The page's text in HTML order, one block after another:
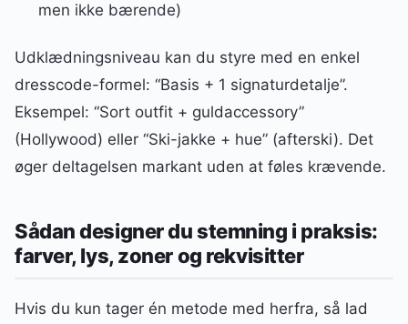
men ikke bærende)
Udklædningsniveau kan du styre med en enkel
dresscode-formel: “Basis + 1 signaturdetalje”.
Eksempel: “Sort outfit + guldaccessory”
(Hollywood) eller “Ski-jakke + hue” (afterski). Det
øger deltagelsen markant uden at føles krævende.
Sådan designer du stemning i praksis:
farver, lys, zoner og rekvisitter
Hvis du kun tager én metode med herfra, så lad